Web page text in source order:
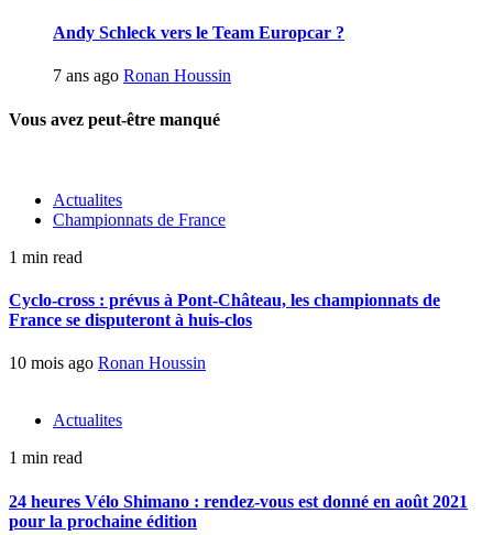
Andy Schleck vers le Team Europcar ?
7 ans ago Ronan Houssin
Vous avez peut-être manqué
Actualites
Championnats de France
1 min read
Cyclo-cross : prévus à Pont-Château, les championnats de
France se disputeront à huis-clos
10 mois ago Ronan Houssin
Actualites
1 min read
24 heures Vélo Shimano : rendez-vous est donné en août 2021
pour la prochaine édition